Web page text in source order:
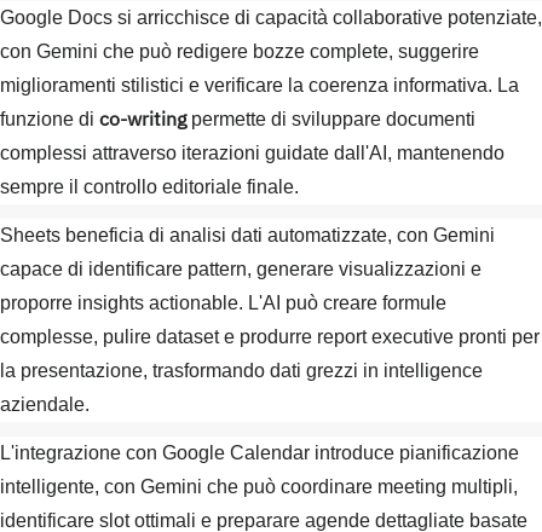
Google Docs si arricchisce di capacità collaborative potenziate,
con Gemini che può redigere bozze complete, suggerire
miglioramenti stilistici e verificare la coerenza informativa. La
funzione di co-writingpermette di sviluppare documenti
complessi attraverso iterazioni guidate dall'AI, mantenendo
sempre il controllo editoriale finale.
Sheets beneficia di analisi dati automatizzate, con Gemini
capace di identificare pattern, generare visualizzazioni e
proporre insights actionable. L'AI può creare formule
complesse, pulire dataset e produrre report executive pronti per
la presentazione, trasformando dati grezzi in intelligence
aziendale.
L'integrazione con Google Calendar introduce pianificazione
intelligente, con Gemini che può coordinare meeting multipli,
identificare slot ottimali e preparare agende dettagliate basate